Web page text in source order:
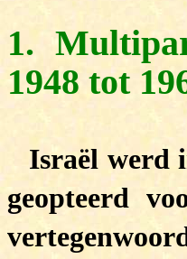
1.
1948 tot
Israël werd
geopteerd